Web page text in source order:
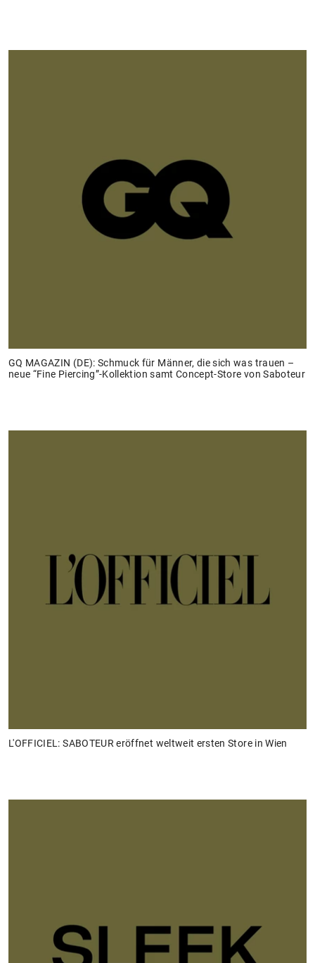
GQ MAGAZIN (DE): Schmuck für Männer, die sich was trauen –
neue “Fine Piercing”-Kollektion samt Concept-Store von Saboteur
L'OFFICIEL: SABOTEUR eröffnet weltweit ersten Store in Wien